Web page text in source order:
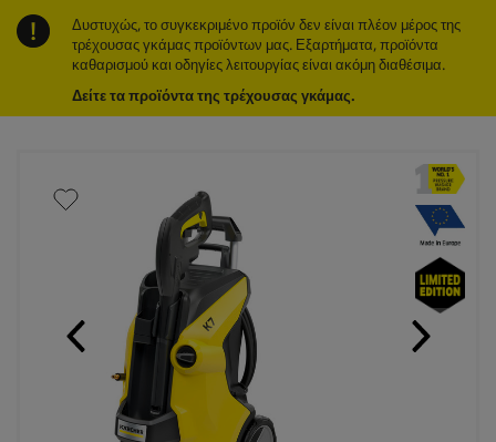
Δυστυχώς, το συγκεκριμένο προϊόν δεν είναι πλέον μέρος της
τρέχουσας γκάμας προϊόντων μας. Εξαρτήματα, προϊόντα
καθαρισμού και οδηγίες λειτουργίας είναι ακόμη διαθέσιμα.
Δείτε τα προϊόντα της τρέχουσας γκάμας.